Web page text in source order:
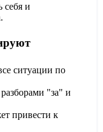
и
ситуации по
"за" и
привести к